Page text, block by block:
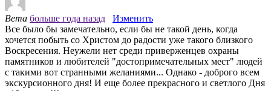
Вета больше года назад
Изменить
Все было бы замечательно, если бы не такой день, когда
хочется побыть со Христом до радости уже такого близкого
Воскресения. Неужели нет среди приверженцев охраны
памятников и любителей "достопримечательных мест" людей
с такими вот странными желаниями... Однако - доброго всем
экскурсионного дня! И еще более прекрасного и светлого Дня